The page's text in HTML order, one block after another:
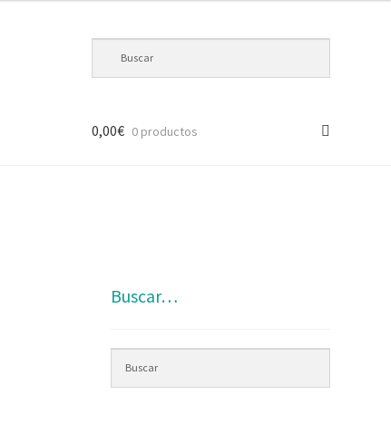
0,00€ 0 productos
Buscar…